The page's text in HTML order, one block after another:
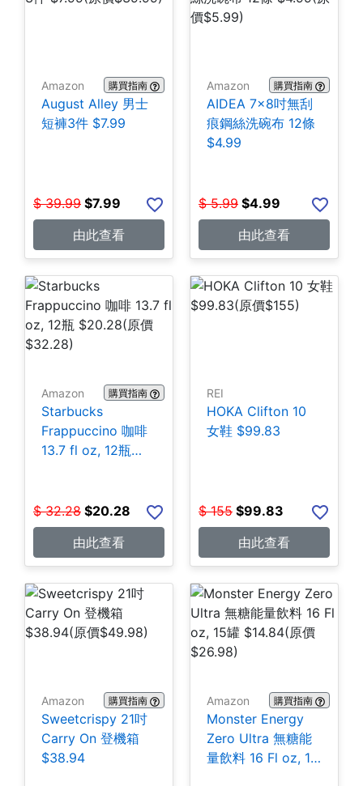
Amazon 購買指南
August Alley 男士
短褲3件 $7.99
$ 39.99 $7.99
由此查看
Amazon 購買指南
AIDEA 7×8吋無刮
痕鋼絲洗碗布 12條
$4.99
$ 5.99 $4.99
由此查看
Amazon 購買指南
Starbucks
Frappuccino 咖啡
13.7 fl oz, 12瓶
$ 32.28 $20.28
由此查看
REI
HOKA Clifton 10
女鞋 $99.83
$ 155 $99.83
由此查看
Amazon 購買指南
Sweetcrispy 21吋
Carry On 登機箱
$38.94
Amazon 購買指南
Monster Energy
Zero Ultra 無糖能
量飲料 16 Fl oz, 15